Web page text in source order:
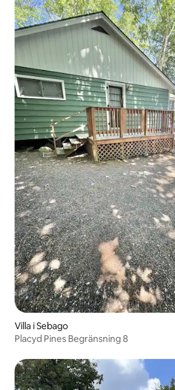
Villa i Sebago
Placyd Pines Begränsning 8